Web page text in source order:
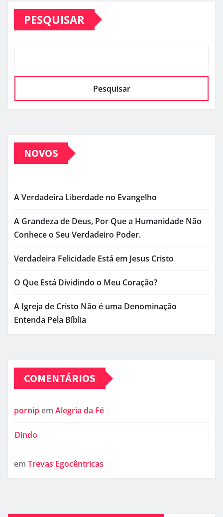
PESQUISAR
Pesquisar
NOVOS
A Verdadeira Liberdade no Evangelho
A Grandeza de Deus, Por Que a Humanidade Não
Conhece o Seu Verdadeiro Poder.
Verdadeira Felicidade Está em Jesus Cristo
O Que Está Dividindo o Meu Coração?
A Igreja de Cristo Não é uma Denominação
Entenda Pela Bíblia
COMENTÁRIOS
pornip em Alegria da Fé
Dindo
em Trevas Egocêntricas